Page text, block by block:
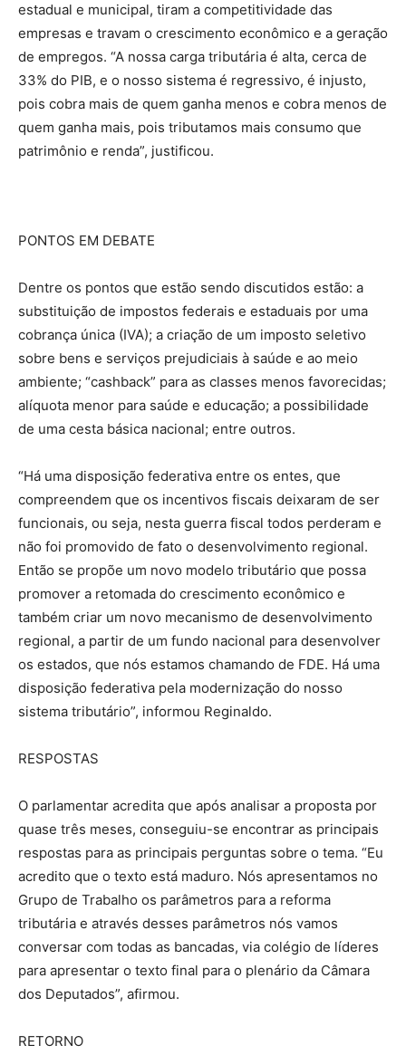
estadual e municipal, tiram a competitividade das
empresas e travam o crescimento econômico e a geração
de empregos. “A nossa carga tributária é alta, cerca de
33% do PIB, e o nosso sistema é regressivo, é injusto,
pois cobra mais de quem ganha menos e cobra menos de
quem ganha mais, pois tributamos mais consumo que
patrimônio e renda”, justificou.
PONTOS EM DEBATE
Dentre os pontos que estão sendo discutidos estão: a
substituição de impostos federais e estaduais por uma
cobrança única (IVA); a criação de um imposto seletivo
sobre bens e serviços prejudiciais à saúde e ao meio
ambiente; “cashback” para as classes menos favorecidas;
alíquota menor para saúde e educação; a possibilidade
de uma cesta básica nacional; entre outros.
“Há uma disposição federativa entre os entes, que
compreendem que os incentivos fiscais deixaram de ser
funcionais, ou seja, nesta guerra fiscal todos perderam e
não foi promovido de fato o desenvolvimento regional.
Então se propõe um novo modelo tributário que possa
promover a retomada do crescimento econômico e
também criar um novo mecanismo de desenvolvimento
regional, a partir de um fundo nacional para desenvolver
os estados, que nós estamos chamando de FDE. Há uma
disposição federativa pela modernização do nosso
sistema tributário”, informou Reginaldo.
RESPOSTAS
O parlamentar acredita que após analisar a proposta por
quase três meses, conseguiu-se encontrar as principais
respostas para as principais perguntas sobre o tema. “Eu
acredito que o texto está maduro. Nós apresentamos no
Grupo de Trabalho os parâmetros para a reforma
tributária e através desses parâmetros nós vamos
conversar com todas as bancadas, via colégio de líderes
para apresentar o texto final para o plenário da Câmara
dos Deputados”, afirmou.
RETORNO